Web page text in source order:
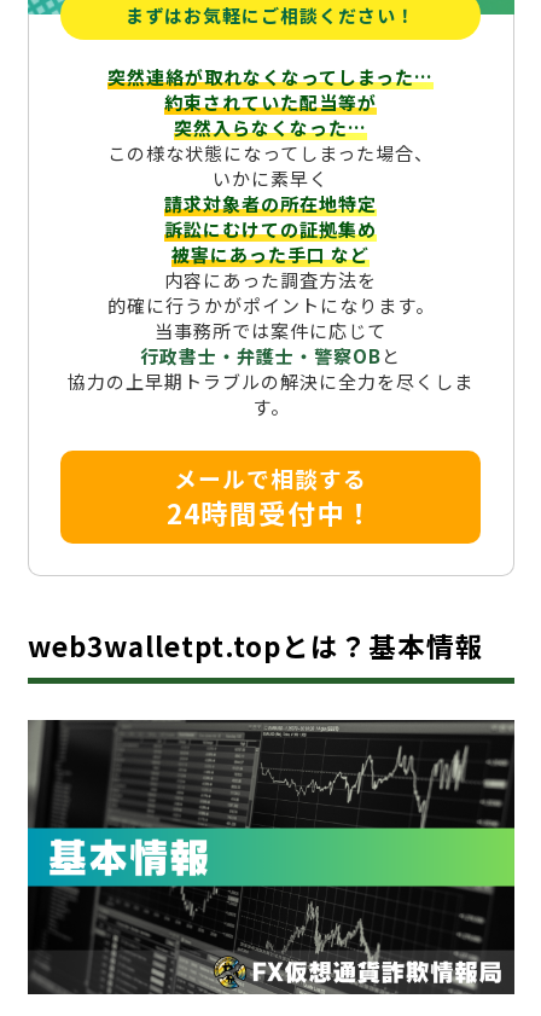
まずはお気軽にご相談ください！
突然連絡が取れなくなってしまった…
約束されていた配当等が
突然入らなくなった…
この様な状態になってしまった場合、
いかに素早く
請求対象者の所在地特定
訴訟にむけての証拠集め
被害にあった手口など
内容にあった調査方法を
的確に行うかがポイントになります。
当事務所では案件に応じて
行政書士・弁護士・警察OBと
協力の上早期トラブルの解決に全力を尽くしま
す。
メールで相談する
24時間受付中！
web3walletpt.topとは？基本情報